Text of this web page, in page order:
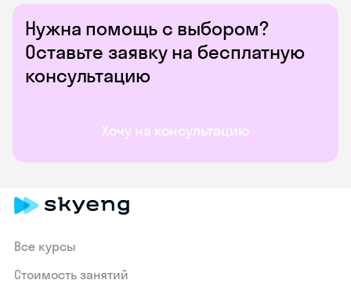
Нужна помощь с выбором?
Оставьте заявку на бесплатную
консультацию
Хочу на консультацию
Все курсы
Стоимость занятий